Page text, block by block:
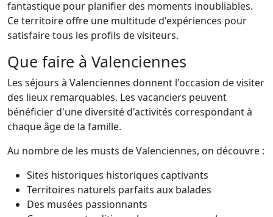
fantastique pour planifier des moments inoubliables.
Ce territoire offre une multitude d'expériences pour
satisfaire tous les profils de visiteurs.
Que faire à Valenciennes
Les séjours à Valenciennes donnent l'occasion de visiter
des lieux remarquables. Les vacanciers peuvent
bénéficier d'une diversité d'activités correspondant à
chaque âge de la famille.
Au nombre de les musts de Valenciennes, on découvre :
Sites historiques historiques captivants
Territoires naturels parfaits aux balades
Des musées passionnants